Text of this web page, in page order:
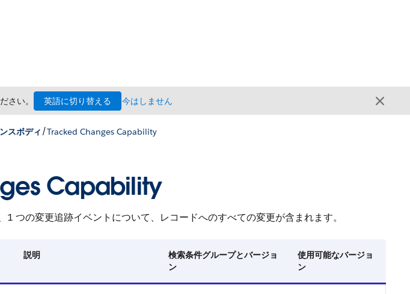
さい。 英語に切り替える 今はしません
スボディ /Tracked Changes Capability
Capability
つの変更追跡イベントについて、レコードへのすべての変更が含まれます。
説明
検索条件グループとバージョ
ン
使用可能なバージョ
ン